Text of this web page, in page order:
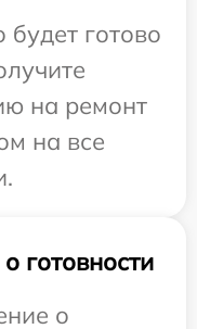
будет готово
на ремонт
на все
готовности
о